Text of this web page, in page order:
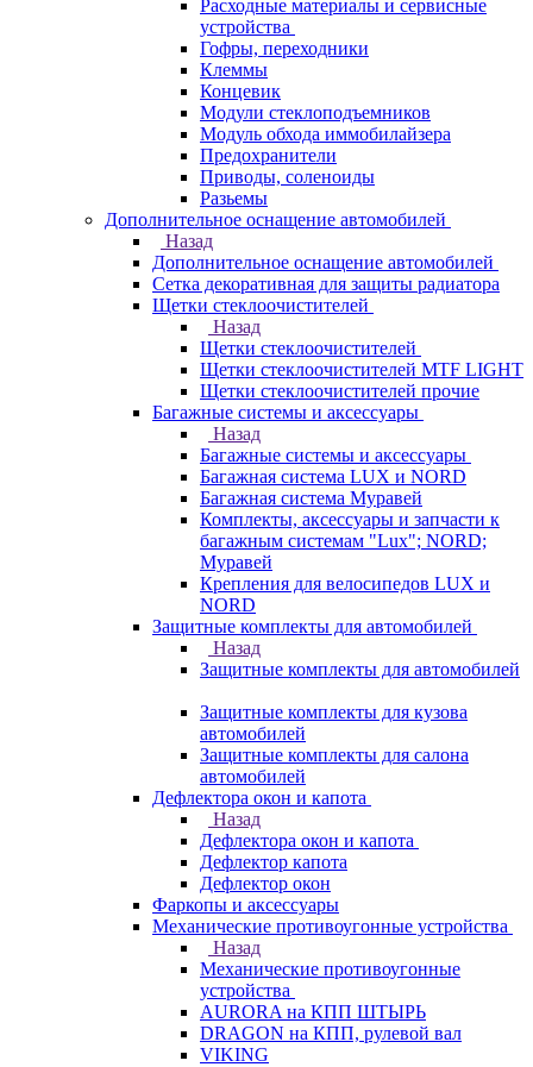
Расходные материалы и сервисные
устройства
Гофры, переходники
Клеммы
Концевик
Модули стеклоподъемников
Модуль обхода иммобилайзера
Предохранители
Приводы, соленоиды
Разьемы
Дополнительное оснащение автомобилей
Назад
Дополнительное оснащение автомобилей
Сетка декоративная для защиты радиатора
Щетки стеклоочистителей
Назад
Щетки стеклоочистителей
Щетки стеклоочистителей MTF LIGHT
Щетки стеклоочистителей прочие
Багажные системы и аксессуары
Назад
Багажные системы и аксессуары
Багажная система LUX и NORD
Багажная система Муравей
Комплекты, аксессуары и запчасти к
багажным системам "Lux"; NORD;
Муравей
Крепления для велосипедов LUX и
NORD
Защитные комплекты для автомобилей
Назад
Защитные комплекты для автомобилей
Защитные комплекты для кузова
автомобилей
Защитные комплекты для салона
автомобилей
Дефлектора окон и капота
Назад
Дефлектора окон и капота
Дефлектор капота
Дефлектор окон
Фаркопы и аксессуары
Механические противоугонные устройства
Назад
Механические противоугонные
устройства
AURORA на КПП ШТЫРЬ
DRAGON на КПП, рулевой вал
VIKING